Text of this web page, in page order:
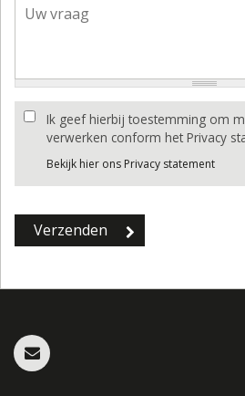
Ik geef hierbij toestemming om
verwerken conform het Privacy
Bekijk hier ons Privacy statement